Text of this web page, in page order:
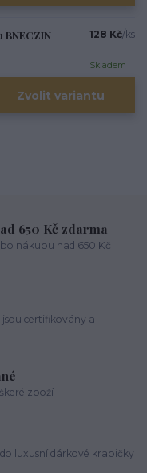
BNECZIN
128 Kč/ks
Skladem
Zvolit variantu
650 Kč zdarma
nákupu nad 650 Kč
certifikovány a
zboží
luxusní dárkové krabičky